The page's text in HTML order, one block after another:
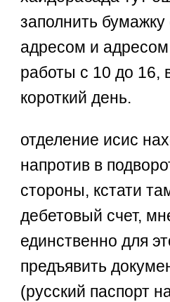
заполнить
адресом и
работы с 10 до 16,
короткий день.
отделение исис
напротив в
стороны, кстати
дебетовый счет,
единственно для
предъявить
(русский паспорт